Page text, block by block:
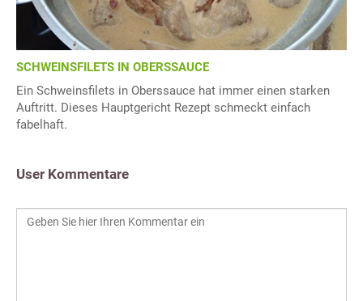
SCHWEINSFILETS IN OBERSSAUCE
Ein Schweinsfilets in Oberssauce hat immer einen starken
Auftritt. Dieses Hauptgericht Rezept schmeckt einfach
fabelhaft.
User Kommentare